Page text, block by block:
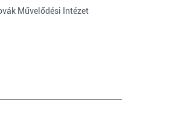
Művelődési Intézet